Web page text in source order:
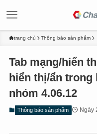
trang chủ Thông báo sản phẩm
Tab mạng/hiển
hiển thị/ẩn trong
nhóm 4.06.12
Thông báo sản phẩm Ngày